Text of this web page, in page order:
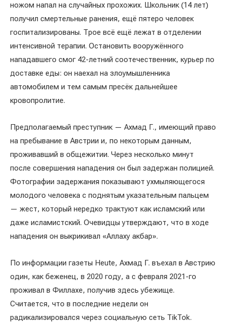
ножом напал на случайных прохожих. Школьник (14 лет)
получил смертельные ранения, ещё пятеро человек
госпитализированы. Трое всё ещё лежат в отделении
интенсивной терапии. Остановить вооружённого
нападавшего смог 42-летний соотечественник, курьер по
доставке еды: он наехал на злоумышленника
автомобилем и тем самым пресёк дальнейшее
кровопролитие.
Предполагаемый преступник — Ахмад Г., имеющий право
на пребывание в Австрии и, по некоторым данным,
проживавший в общежитии. Через несколько минут
после совершения нападения он был задержан полицией.
Фотографии задержания показывают ухмыляющегося
молодого человека с поднятым указательным пальцем
— жест, который нередко трактуют как исламский или
даже исламистский. Очевидцы утверждают, что в ходе
нападения он выкрикивал «Аллаху акбар».
По информации газеты Heute, Ахмад Г. въехал в Австрию
один, как беженец, в 2020 году, а с февраля 2021-го
проживал в Филлахе, получив здесь убежище.
Считается, что в последние недели он
радикализировался через социальную сеть TikTok.